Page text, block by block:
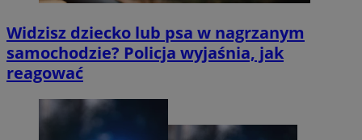
Widzisz dziecko lub psa w nagrzanym
samochodzie? Policja wyjaśnia, jak
reagować